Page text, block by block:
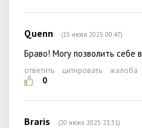
Quenn (15 июля 2025 00:47)
Браво! Могу позволить себе
ответить цитировать
жалоба
0
Braris (20 июня 2025 23:31)